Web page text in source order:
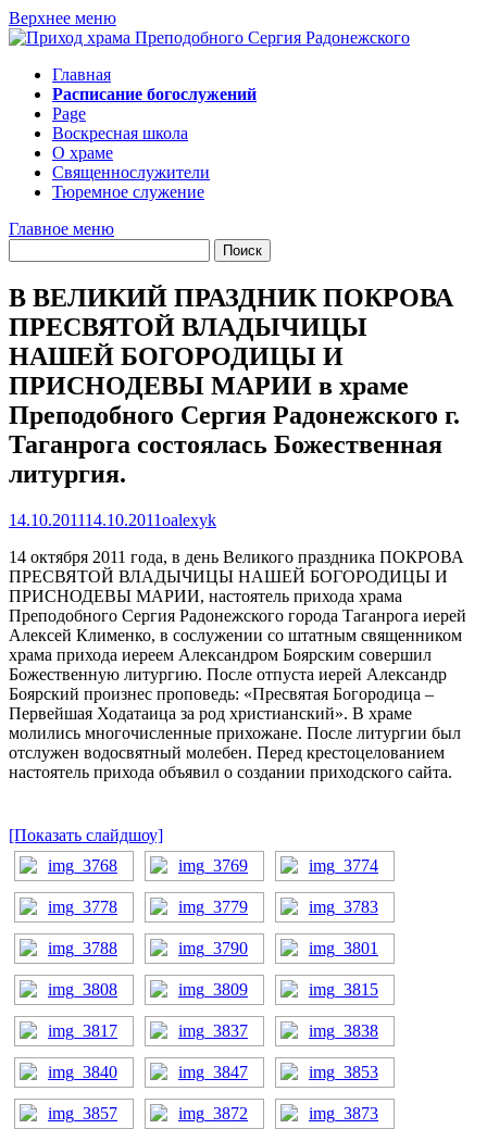
Перейти
к
Верхнее меню
Главная
Расписание богослужений
Page
Воскресная школа
О храме
Священнослужители
Тюремное служение
Главное меню
В ВЕЛИКИЙ ПРАЗДНИК ПОКРОВА
ПРЕСВЯТОЙ ВЛАДЫЧИЦЫ
НАШЕЙ БОГОРОДИЦЫ И
ПРИСНОДЕВЫ МАРИИ в храме
Преподобного Сергия Радонежского г.
Таганрога состоялась Божественная
литургия.
14.10.201114.10.2011oalexyk
14 октября 2011 года, в день Великого праздника ПОКРОВА
ПРЕСВЯТОЙ ВЛАДЫЧИЦЫ НАШЕЙ БОГОРОДИЦЫ И
ПРИСНОДЕВЫ МАРИИ, настоятель прихода храма
Преподобного Сергия Радонежского города Таганрога иерей
Алексей Клименко, в сослужении со штатным священником
храма прихода иереем Александром Боярским совершил
Божественную литургию. После отпуста иерей Александр
Боярский произнес проповедь: «Пресвятая Богородица –
Первейшая Ходатаица за род христианский». В храме
молились многочисленные прихожане. После литургии был
отслужен водосвятный молебен. Перед крестоцелованием
настоятель прихода объявил о создании приходского сайта.
[Показать слайдшоу]